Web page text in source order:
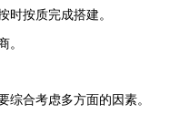
时按质完成搭建。
。
合考虑多方面的因素。